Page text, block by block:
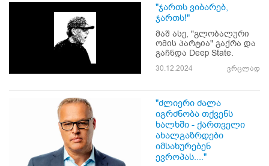
"ჯართს ვიბარებ,
ჯართს!"
მაშ ასე, "გლობალური
ომის პარტია" გაქრა და
გაჩნდა Deep State.
30.12.2024 ვრცლად
"ძლიერი ძალა
იგრძნობა თქვენს
ხალხში - ქართველი
ახალგაზრდები
იმსახურებენ
ევროპას...."